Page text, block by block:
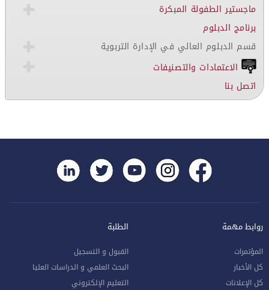
ماجستير الطفولة المبكرة
برنامج الدبلوم
قسم الدبلوم العالي في الإدارة التربوية
الاعتمادات والتصنيفات
اتصل بنا
روابط مهمة
المؤتمرات
كل الأخبار
كل الإعلانات
الطلبة
القبول و التسجيل
البحث العلمي و الدراسات العليا
التعليم الإلكتروني